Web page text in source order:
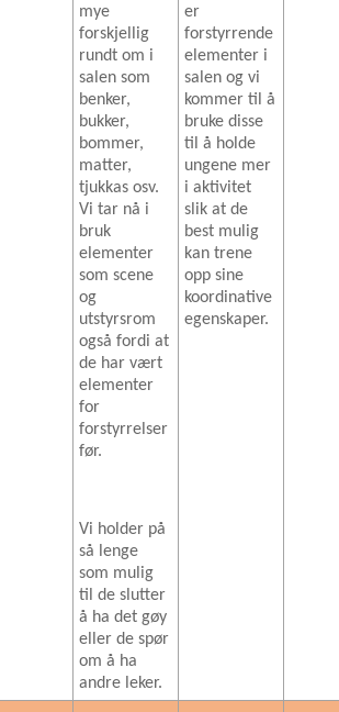
mye
forskjellig
rundt om i
salen som
benker,
bukker,
bommer,
matter,
tjukkas osv.
Vi tar nå i
bruk
elementer
som scene
og
utstyrsrom
også fordi at
de har vært
elementer
for
forstyrrelser
før.
Vi holder på
så lenge
som mulig
til de slutter
å ha det gøy
eller de spør
om å ha
andre leker.
er
forstyrrende
elementer i
salen og vi
kommer til å
bruke disse
til å holde
ungene mer
i aktivitet
slik at de
best mulig
kan trene
opp sine
koordinative
egenskaper.